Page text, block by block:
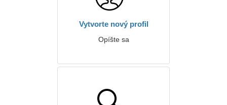
Vytvorte nový profil
Opíšte sa